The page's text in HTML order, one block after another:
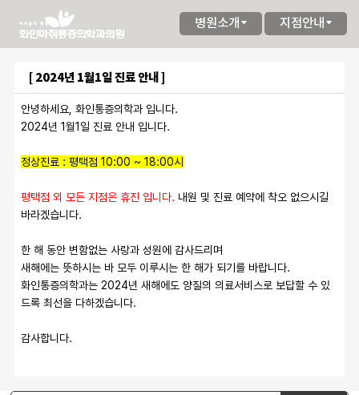
병원소개 지점안내
[ 2024년 1월1일 진료 안내 ]
안녕하세요, 화인통증의학과 입니다.
2024년 1월1일 진료 안내 입니다.
정상진료 : 평택점 10:00 ~ 18:00시
평택점 외 모든 지점은 휴진 입니다. 내원 및 진료 예약에 착오 없으시길
바라겠습니다.
한 해 동안 변함없는 사랑과 성원에 감사드리며
새해에는 뜻하시는 바 모두 이루시는 한 해가 되기를 바랍니다.
화인통증의학과는 2024년 새해에도 양질의 의료서비스로 보답할 수 있
드록 최선을 다하겠습니다.
감사합니다.